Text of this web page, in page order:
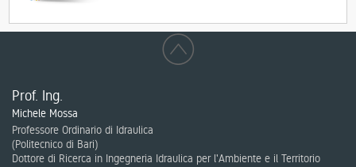
Prof. Ing.
Michele Mossa
Professore Ordinario di Idraulica
(Politecnico di Bari)
Dottore di Ricerca in Ingegneria Idraulica per l'Ambiente e il Territorio